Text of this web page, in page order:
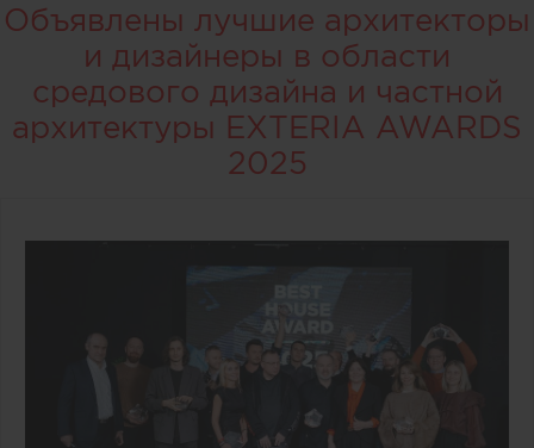
Объявлены лучшие архитекторы
и дизайнеры в области
средового дизайна и частной
архитектуры EXTERIA AWARDS
2025